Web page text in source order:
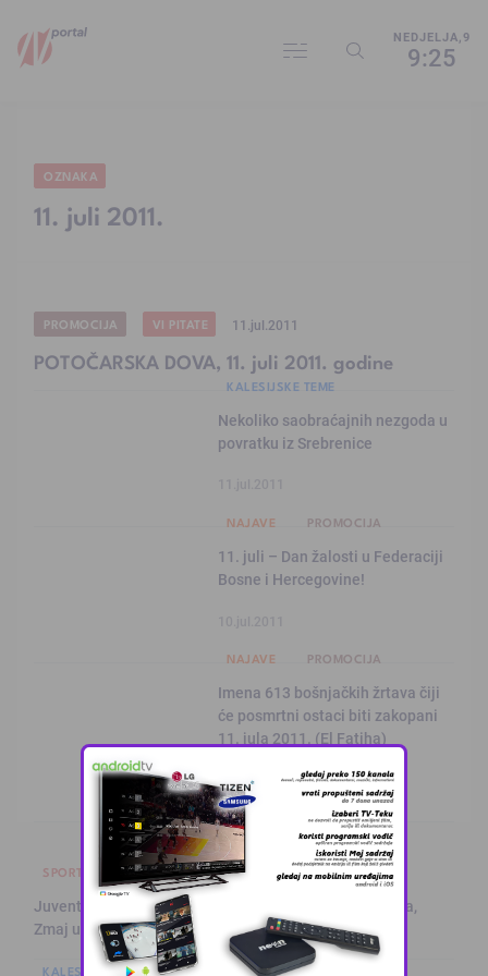
NEDJELJA,9
9:25
OZNAKA
11. juli 2011.
PROMOCIJA VI PITATE 11.jul.2011
POTOČARSKA DOVA, 11. juli 2011. godine
KALESIJSKE TEME
Nekoliko saobraćajnih nezgoda u
povratku iz Srebrenice
NAJAVE PROMOCIJA
11. juli – Dan žalosti u Federaciji
Bosne i Hercegovine!
NAJAVE PROMOCIJA
Imena 613 bošnjačkih žrtava čiji
će posmrtni ostaci biti zakopani
11. jula 2011. (El Fatiha)
09.jul.2011
SPORT
Juventus na Alajbegovićevom debiju poražen od Intera,
Zmaj učestvov …
KALESIJSKE TEME